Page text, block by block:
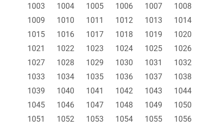
1003
1004 1005 1006 1007
1008
1009
1010 1011 1012 1013
1014
1015
1016 1017 1018 1019
1020
1021
1022 1023 1024 1025
1026
1027
1028 1029 1030 1031
1032
1033
1034 1035 1036 1037
1038
1039
1040 1041 1042 1043
1044
1045
1046 1047 1048 1049
1050
1051
1052 1053 1054 1055
1056